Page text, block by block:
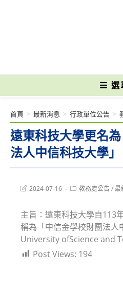
選
遠東科技大學更名
法人中信科技大學」
首頁 > 最新消息 > 行政單位公告 >
Post2024-07-16
Post教務處公告/最
主旨：遠東科技大學自113
稱為「中信金學校財團法人
University ofScience and
Post Views: 194